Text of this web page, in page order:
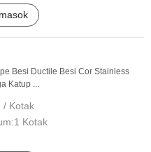
Besi Ductile Besi Cor Stainless
Katup ...
/ Kotak
1 Kotak